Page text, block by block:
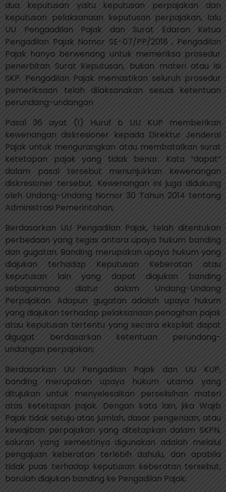
dua keputusan yaitu keputusan perpajakan dan
keputusan pelaksanaan keputusan perpajakan, lalu
UU Pengaadilan Pajak dan Surat Edaran Ketua
Pengadilan Pajak Nomor SE-07/PP/2018 , Pengadilan
Pajak hanya berwenang untuk memeriksa prosedur
penerbitan Surat Keputusan, bukan materi atau isi
SKP. Pengadilan Pajak memastikan seluruh prosedur
pemeriksaan telah dilaksanakan sesuai ketentuan
perundang-undangan
Pasal 36 ayat (1) Huruf b UU KUP memberikan
kewenangan diskresioner kepada Direktur Jenderal
Pajak untuk mengurangkan atau membatalkan surat
ketetapan pajak yang tidak benar. Kata “dapat”
dalam pasal tersebut menunjukkan kewenangan
diskresioner tersebut. Kewenangan ini juga didukung
oleh Undang-Undang Nomor 30 Tahun 2014 tentang
Administrasi Pemerintahan;
Berdasarkan UU Pengadilan Pajak, telah ditentukan
perbedaan yang tegas antara upaya hukum banding
dan gugatan. Banding merupakan upaya hukum yang
diajukan terhadap Keputusan Keberatan atau
keputusan lain yang dapat diajukan banding
sebagaimana diatur dalam Undang-Undang
Perpajakan. Adapun gugatan adalah upaya hukum
yang diajukan terhadap pelaksanaan penagihan pajak
atau keputusan tertentu yang secara eksplisit dapat
digugat berdasarkan ketentuan perundang-
undangan perpajakan;
Berdasarkan UU Pengadilan Pajak dan UU KUP,
banding merupakan upaya hukum utama yang
ditujukan untuk menyelesaikan perselisihan materi
atas ketetapan pajak. Dengan kata lain, jika Wajib
Pajak tidak setuju atas jumlah, dasar pengenaan, atau
kewajiban perpajakan yang ditetapkan dalam SKPN,
saluran yang semestinya digunakan adalah melalui
pengajuan keberatan terlebih dahulu, dan apabila
tidak puas terhadap keputusan keberatan tersebut,
barulah diajukan banding ke Pengadilan Pajak;